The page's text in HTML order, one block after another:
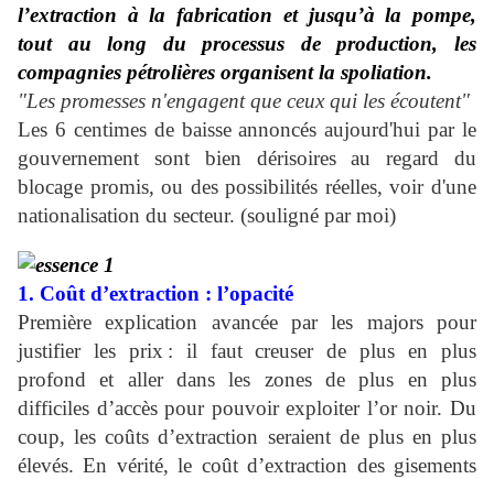
l’extraction à la fabrication et jusqu’à la pompe,
tout au long du processus de production, les
compagnies pétrolières organisent la spoliation.
"Les promesses n'engagent que ceux qui les écoutent"
Les 6 centimes de baisse annoncés aujourd'hui par le
gouvernement sont bien dérisoires au regard du
blocage promis, ou des possibilités réelles, voir d'une
nationalisation du secteur. (souligné par moi)
1. Coût d’extraction : l’opacité
Première explication avancée par les majors pour
justifier les prix : il faut creuser de plus en plus
profond et aller dans les zones de plus en plus
difficiles d’accès pour pouvoir exploiter l’or noir. Du
coup, les coûts d’extraction seraient de plus en plus
élevés. En vérité, le coût d’extraction des gisements